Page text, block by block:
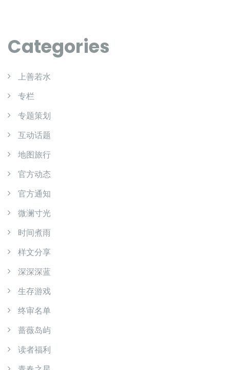
Categories
上善若水
专栏
专题策划
互动话题
地图旅行
官方动态
官方通知
微澜寸光
时间煮雨
样文分享
深深深蓝
生存游戏
终审名单
蔷薇岛屿
读者福利